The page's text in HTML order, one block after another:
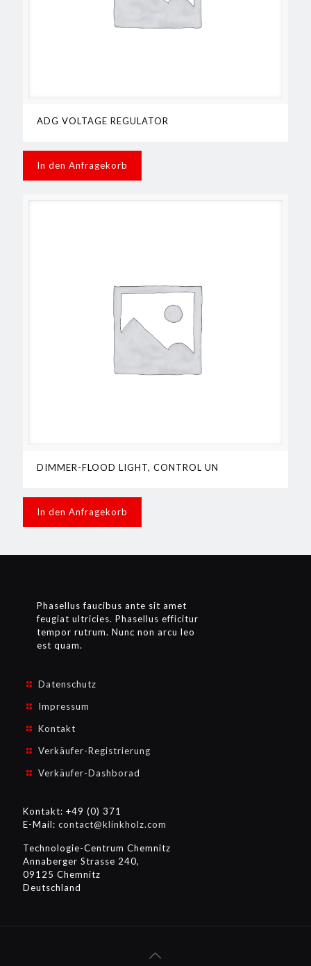
ADG VOLTAGE REGULATOR
In den Anfragekorb
DIMMER-FLOOD LIGHT, CONTROL UN
In den Anfragekorb
Phasellus faucibus ante sit amet
feugiat ultricies. Phasellus efficitur
tempor rutrum. Nunc non arcu leo
est quam.
Datenschutz
Impressum
Kontakt
Verkäufer-Registrierung
Verkäufer-Dashborad
Kontakt: +49 (0) 371
E-Mail: contact@klinkholz.com
Technologie-Centrum Chemnitz
Annaberger Strasse 240,
09125 Chemnitz
Deutschland